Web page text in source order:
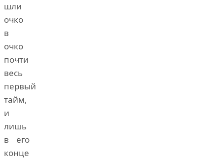
шли
очко
в
очко
почти
весь
первый
тайм,
и
лишь
в его
конце